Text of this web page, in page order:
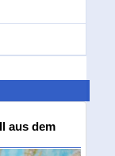
aus dem